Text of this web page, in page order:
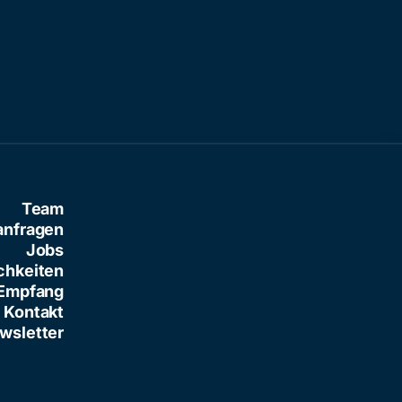
Team
Jobs
Kontakt